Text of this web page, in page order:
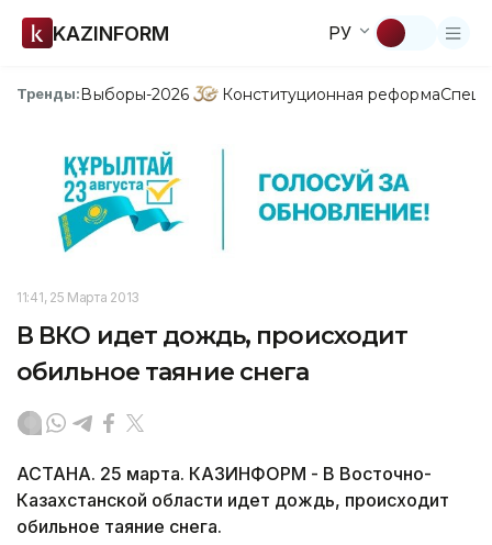
KAZINFORM РУ
Тренды:Выборы-2026 Конституционная реформа
11:41, 25 Марта 2013
В ВКО идет дождь, происходит
обильное таяние снега
АСТАНА. 25 марта. КАЗИНФОРМ - В Восточно-
Казахстанской области идет дождь, происходит
обильное таяние снега.